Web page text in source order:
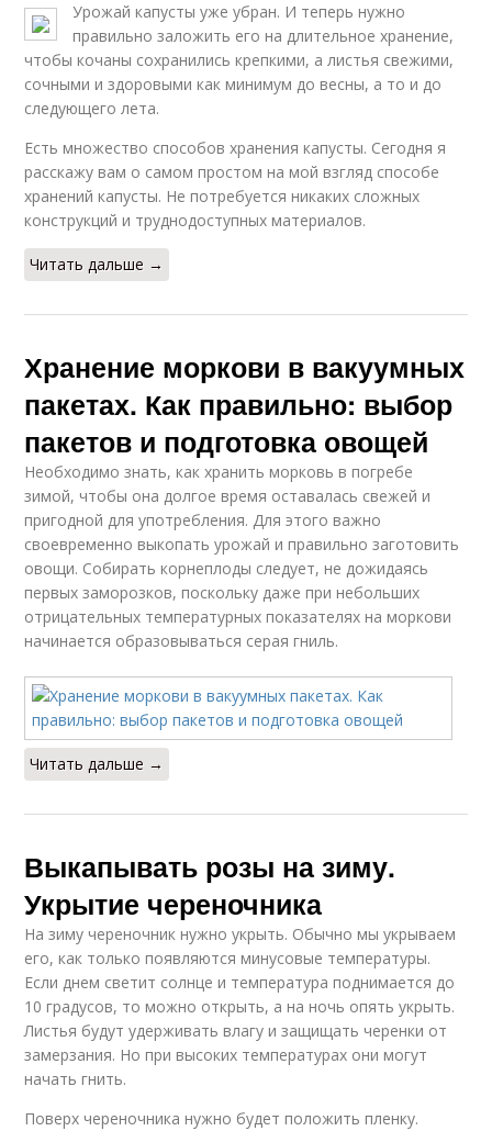
Урожай капусты уже убран. И теперь нужно
правильно заложить его на длительное хранение,
чтобы кочаны сохранились крепкими, а листья свежими,
сочными и здоровыми как минимум до весны, а то и до
следующего лета.
Есть множество способов хранения капусты. Сегодня я
расскажу вам о самом простом на мой взгляд способе
хранений капусты. Не потребуется никаких сложных
конструкций и труднодоступных материалов.
Читать дальше →
Хранение моркови в вакуумных
пакетах. Как правильно: выбор
пакетов и подготовка овощей
Необходимо знать, как хранить морковь в погребе
зимой, чтобы она долгое время оставалась свежей и
пригодной для употребления. Для этого важно
своевременно выкопать урожай и правильно заготовить
овощи. Собирать корнеплоды следует, не дожидаясь
первых заморозков, поскольку даже при небольших
отрицательных температурных показателях на моркови
начинается образовываться серая гниль.
Читать дальше →
Выкапывать розы на зиму.
Укрытие череночника
На зиму череночник нужно укрыть. Обычно мы укрываем
его, как только появляются минусовые температуры.
Если днем светит солнце и температура поднимается до
10 градусов, то можно открыть, а на ночь опять укрыть.
Листья будут удерживать влагу и защищать черенки от
замерзания. Но при высоких температурах они могут
начать гнить.
Поверх череночника нужно будет положить пленку.